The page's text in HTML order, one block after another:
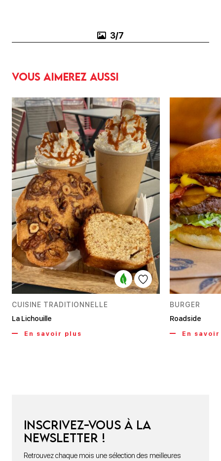
3/7
Vous aimerez aussi
CUISINE TRADITIONNELLE
La Lichouille
En savoir plus
BURGER
Roadside
En
Inscrivez-vous à la
newsletter !
Retrouvez chaque mois une sélection des meilleures